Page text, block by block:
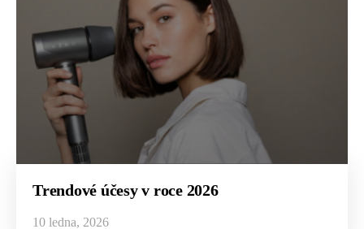
Trendové účesy v roce 2026
10 ledna, 2026